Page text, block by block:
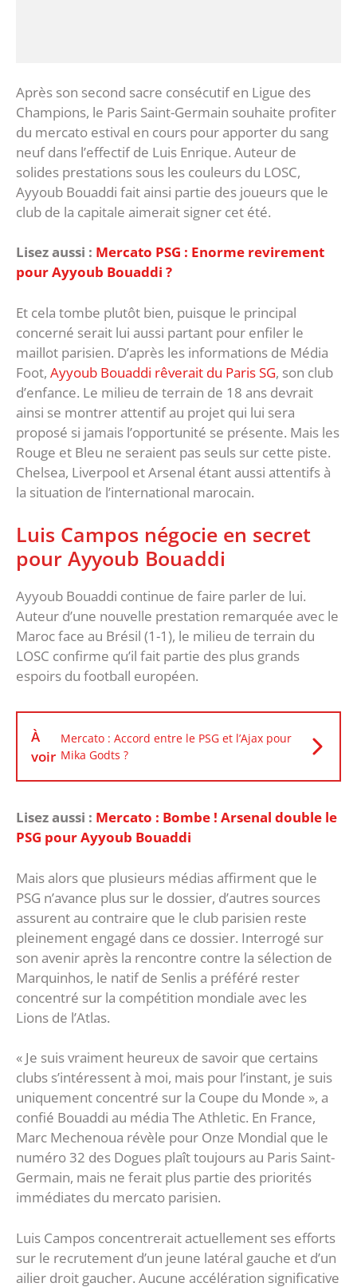
Après son second sacre consécutif en Ligue des
Champions, le Paris Saint-Germain souhaite profiter
du mercato estival en cours pour apporter du sang
neuf dans l’effectif de Luis Enrique. Auteur de
solides prestations sous les couleurs du LOSC,
Ayyoub Bouaddi fait ainsi partie des joueurs que le
club de la capitale aimerait signer cet été.
Lisez aussi : Mercato PSG : Enorme revirement
pour Ayyoub Bouaddi ?
Et cela tombe plutôt bien, puisque le principal
concerné serait lui aussi partant pour enfiler le
maillot parisien. D’après les informations de Média
Foot, Ayyoub Bouaddi rêverait du Paris SG, son club
d’enfance. Le milieu de terrain de 18 ans devrait
ainsi se montrer attentif au projet qui lui sera
proposé si jamais l’opportunité se présente. Mais les
Rouge et Bleu ne seraient pas seuls sur cette piste.
Chelsea, Liverpool et Arsenal étant aussi attentifs à
la situation de l’international marocain.
Luis Campos négocie en secret
pour Ayyoub Bouaddi
Ayyoub Bouaddi continue de faire parler de lui.
Auteur d’une nouvelle prestation remarquée avec le
Maroc face au Brésil (1-1), le milieu de terrain du
LOSC confirme qu’il fait partie des plus grands
espoirs du football européen.
À
voir
Mercato : Accord entre le PSG et l’Ajax pour
Mika Godts ?
Lisez aussi : Mercato : Bombe ! Arsenal double le
PSG pour Ayyoub Bouaddi
Mais alors que plusieurs médias affirment que le
PSG n’avance plus sur le dossier, d’autres sources
assurent au contraire que le club parisien reste
pleinement engagé dans ce dossier. Interrogé sur
son avenir après la rencontre contre la sélection de
Marquinhos, le natif de Senlis a préféré rester
concentré sur la compétition mondiale avec les
Lions de l’Atlas.
« Je suis vraiment heureux de savoir que certains
clubs s’intéressent à moi, mais pour l’instant, je suis
uniquement concentré sur la Coupe du Monde », a
confié Bouaddi au média The Athletic. En France,
Marc Mechenoua révèle pour Onze Mondial que le
numéro 32 des Dogues plaît toujours au Paris Saint-
Germain, mais ne ferait plus partie des priorités
immédiates du mercato parisien.
Luis Campos concentrerait actuellement ses efforts
sur le recrutement d’un jeune latéral gauche et d’un
ailier droit gaucher. Aucune accélération significative